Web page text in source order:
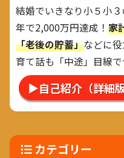
結婚でいきなり小５小
年で2,000万円達成！ 家
「老後の貯蓄」などに
育て話も「中途」目線
▶自己紹介（詳細版
カテゴリー